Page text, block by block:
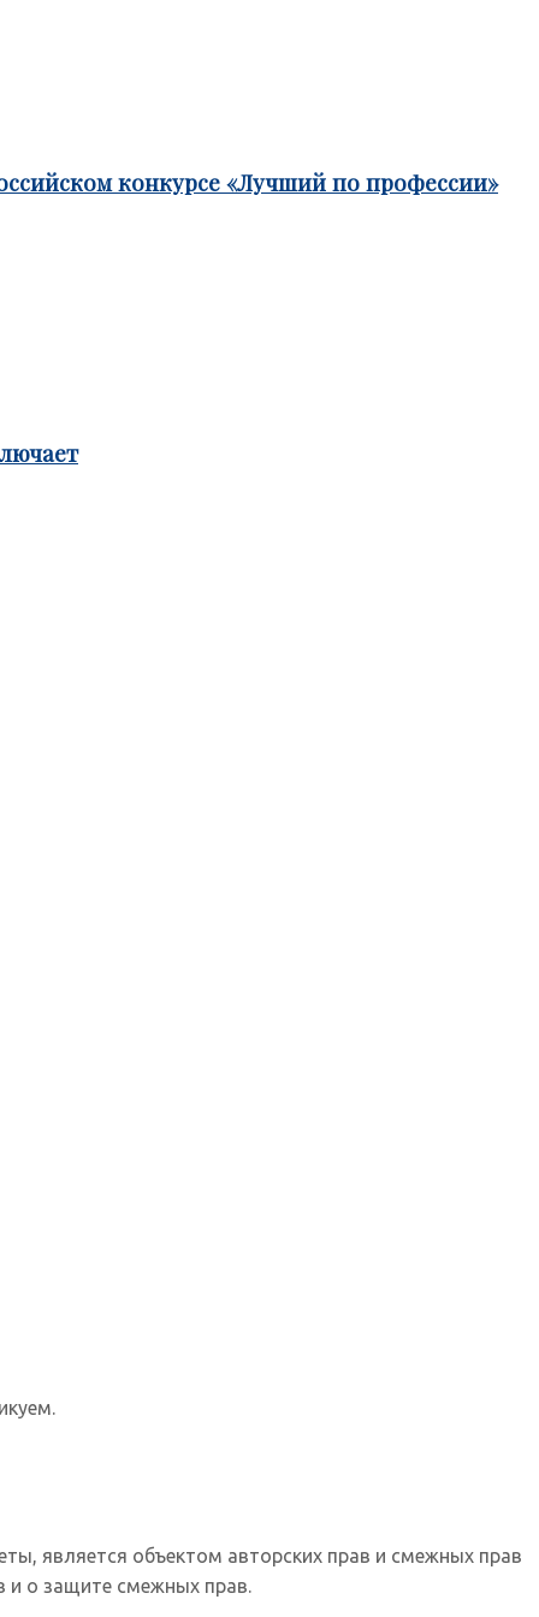
конкурсе «Лучший по профессии»
является объектом авторских прав и смежных прав
и о защите смежных прав.